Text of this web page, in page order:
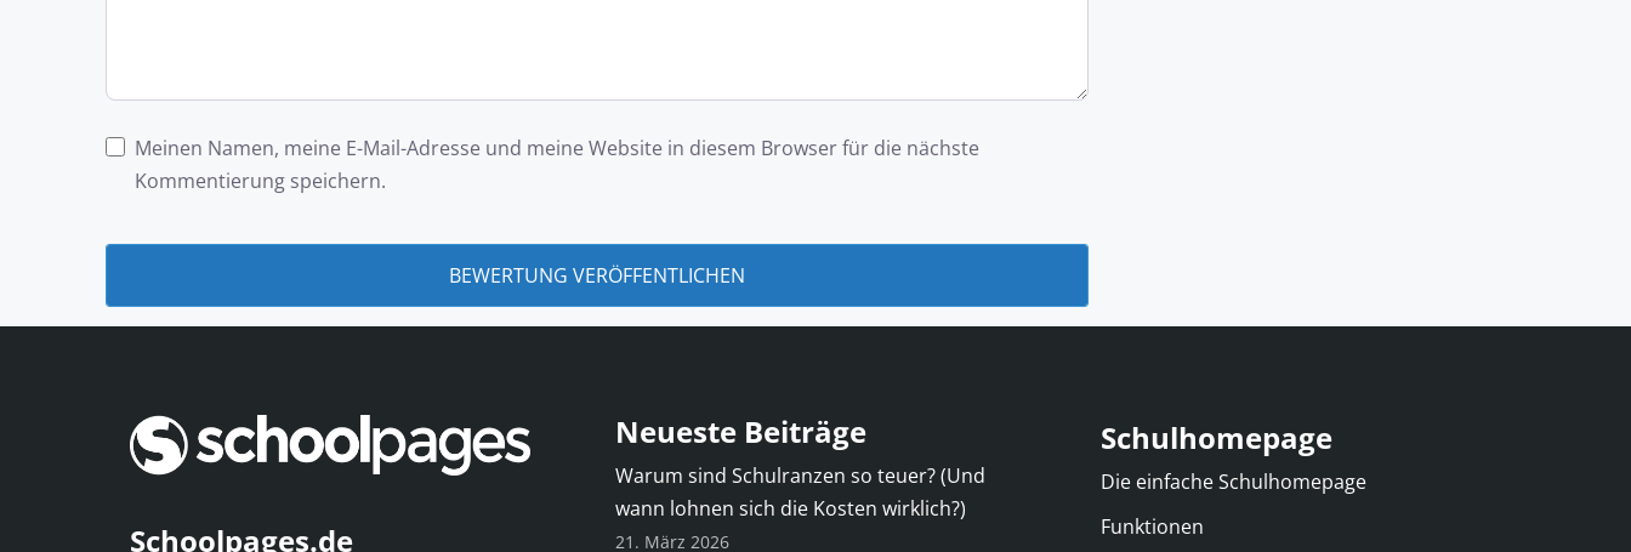
Meinen Namen, meine E-Mail-Adresse und meine Website in diesem Browser für die nächste
Kommentierung speichern.
Schoolpages.de
Neueste Beiträge
Warum sind Schulranzen so teuer? (Und
wann lohnen sich die Kosten wirklich?)
21. März 2026
Schulhomepage
Die einfache Schulhomepage
Funktionen